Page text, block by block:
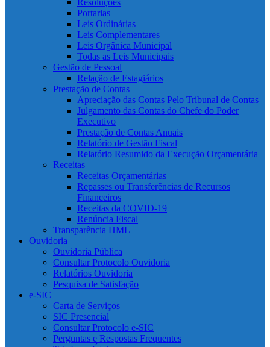
Resoluções
Portarias
Leis Ordinárias
Leis Complementares
Leis Orgânica Municipal
Todas as Leis Municipais
Gestão de Pessoal
Relação de Estagiários
Prestação de Contas
Apreciação das Contas Pelo Tribunal de Contas
Julgamento das Contas do Chefe do Poder
Executivo
Prestação de Contas Anuais
Relatório de Gestão Fiscal
Relatório Resumido da Execução Orçamentária
Receitas
Receitas Orçamentárias
Repasses ou Transferências de Recursos
Financeiros
Receitas da COVID-19
Renúncia Fiscal
Transparência HML
Ouvidoria
Ouvidoria Pública
Consultar Protocolo Ouvidoria
Relatórios Ouvidoria
Pesquisa de Satisfação
e-SIC
Carta de Serviços
SIC Presencial
Consultar Protocolo e-SIC
Perguntas e Respostas Frequentes